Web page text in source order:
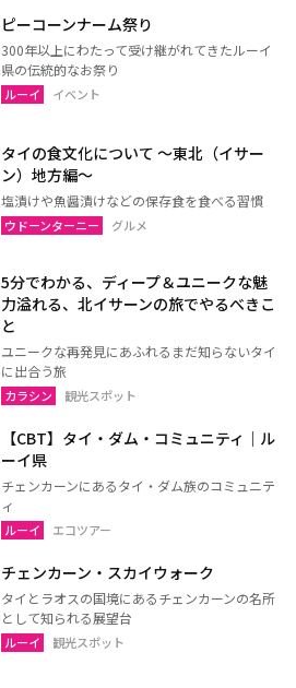
ピーコーンナーム祭り
300年以上にわたって受け継がれてきたルーイ
県の伝統的なお祭り
ルーイ イベント
タイの食文化について 〜東北（イサー
ン）地方編〜
塩漬けや魚醤漬けなどの保存食を食べる習慣
ウドーンターニー グルメ
5分でわかる、ディープ＆ユニークな魅
力溢れる、北イサーンの旅でやるべきこ
と
ユニークな再発見にあふれるまだ知らないタイ
に出合う旅
カラシン 観光スポット
【CBT】タイ・ダム・コミュニティ｜ル
ーイ県
チェンカーンにあるタイ・ダム族のコミュニテ
ィ
ルーイ エコツアー
チェンカーン・スカイウォーク
タイとラオスの国境にあるチェンカーンの名所
として知られる展望台
ルーイ 観光スポット